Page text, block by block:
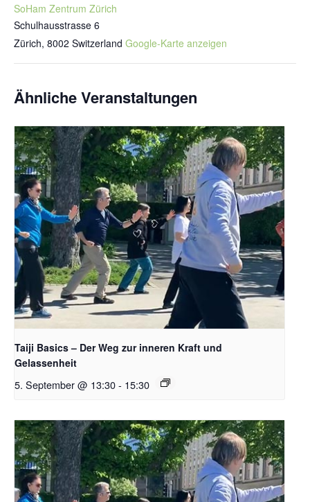
SoHam Zentrum Zürich
Schulhausstrasse 6
Zürich, 8002 Switzerland Google-Karte anzeigen
Ähnliche Veranstaltungen
Taiji Basics – Der Weg zur inneren Kraft und
Gelassenheit
5. September @ 13:30- 15:30